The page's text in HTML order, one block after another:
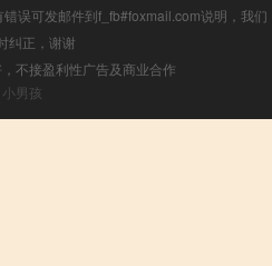
误可发邮件到f_fb#foxmail.com说明，我们
纠正，谢谢
不接盈利性广告及商业合作
小男孩